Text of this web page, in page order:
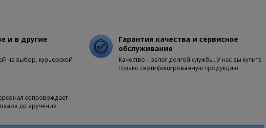
и в другие
на выбор, курьерской
Гарантия качества и сервисное
обслуживание
Качество – залог долгой службы. У нас вы купите
только сертифицированную продукцию
сопровождает
до вручения